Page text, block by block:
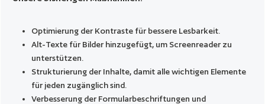
Optimierung der Kontraste für bessere Lesbarkeit.
Alt-Texte für Bilder hinzugefügt, um Screenreader zu
unterstützen.
Strukturierung der Inhalte, damit alle wichtigen Elemente
für jeden zugänglich sind.
Verbesserung der Formularbeschriftungen und